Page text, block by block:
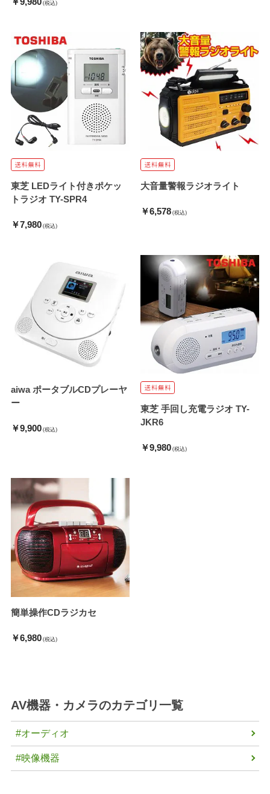
(税込)
東芝 LEDライト付きポケッ
トラジオ TY-SPR4
￥7,980 (税込)
大音量警報ラジオライト
￥6,578 (税込)
aiwa ポータブルCDプレーヤ
ー
￥9,900 (税込)
東芝 手回し充電ラジオ TY-
JKR6
￥9,980 (税込)
簡単操作CDラジカセ
￥6,980 (税込)
AV機器・カメラのカテゴリ一覧
#オーディオ
#映像機器